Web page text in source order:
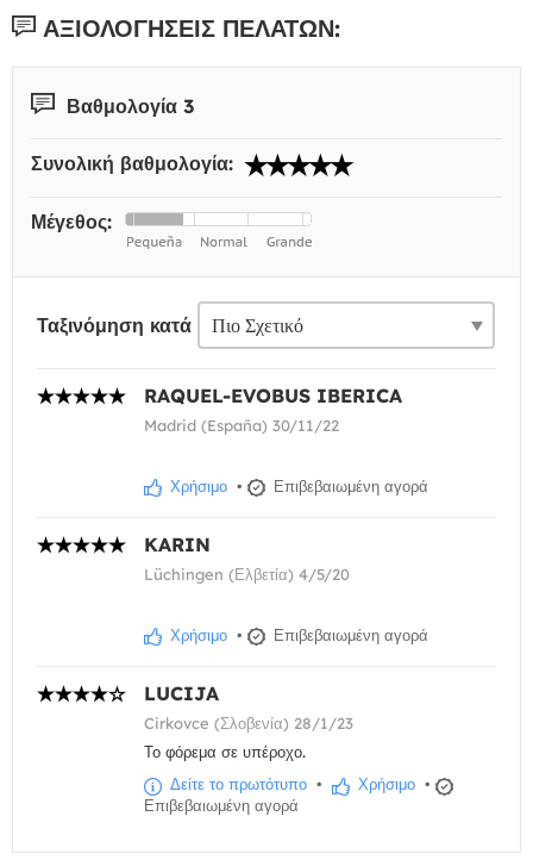
ΑΞΙΟΛΟΓΉΣΕΙΣ ΠΕΛΑΤΏΝ:
Βαθμολογία 3
Συνολική βαθμολογία:
Μέγεθος:
Ταξινόμηση κατά
RAQUEL-EVOBUS IBERICA
Madrid (España) 30/11/22
Χρήσιμο • Επιβεβαιωμένη αγορά
KARIN
Lüchingen (Ελβετία) 4/5/20
Χρήσιμο • Επιβεβαιωμένη αγορά
LUCIJA
Cirkovce (Σλοβενία) 28/1/23
Το φόρεμα σε υπέροχο.
Δείτε το πρωτότυπο • Χρήσιμο •
Επιβεβαιωμένη αγορά